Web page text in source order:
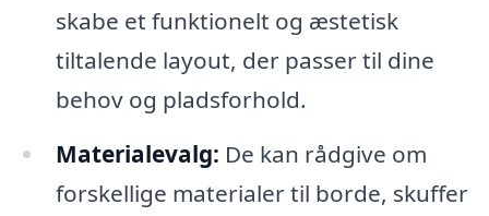
skabe et funktionelt og æstetisk
tiltalende layout, der passer til dine
behov og pladsforhold.
Materialevalg: De kan rådgive om
forskellige materialer til borde, skuffer